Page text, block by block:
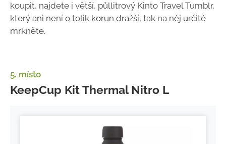
koupit, najdete i větší, půllitrový Kinto Travel Tumblr,
který ani není o tolik korun dražší, tak na něj určitě
mrkněte.
5. místo
KeepCup Kit Thermal Nitro L